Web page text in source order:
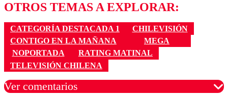
OTROS TEMAS A EXPLORAR:
CATEGORÍA DESTACADA 1
CHILEVISIÓN
CONTIGO EN LA MAÑANA
MEGA
NOPORTADA
RATING MATINAL
TELEVISIÓN CHILENA
Ver comentarios